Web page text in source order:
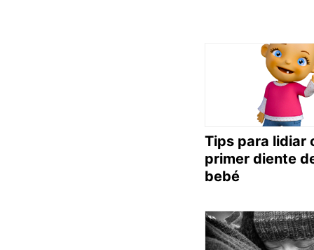
Tips para lidiar
primer diente
bebé